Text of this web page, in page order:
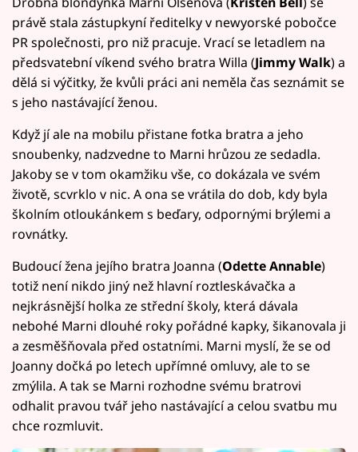
právě stala zástupkyní ředitelky v newyorské pobočce
PR společnosti, pro niž pracuje. Vrací se letadlem na
předsvatební víkend svého bratra Willa (Jimmy Walk) a
dělá si výčitky, že kvůli práci ani neměla čas seznámit se
s jeho nastávající ženou.
Když jí ale na mobilu přistane fotka bratra a jeho
snoubenky, nadzvedne to Marni hrůzou ze sedadla.
Jakoby se v tom okamžiku vše, co dokázala ve svém
životě, scvrklo v nic. A ona se vrátila do dob, kdy byla
školním otloukánkem s beďary, odpornými brýlemi a
rovnátky.
Budoucí žena jejího bratra Joanna (Odette Annable)
totiž není nikdo jiný než hlavní roztleskávačka a
nejkrásnější holka ze střední školy, která dávala
nebohé Marni dlouhé roky pořádné kapky, šikanovala ji
a zesměšňovala před ostatními. Marni myslí, že se od
Joanny dočká po letech upřímné omluvy, ale to se
zmýlila. A tak se Marni rozhodne svému bratrovi
odhalit pravou tvář jeho nastávající a celou svatbu mu
chce rozmluvit.